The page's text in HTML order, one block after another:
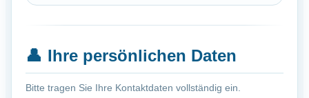
👤 Ihre persönlichen Daten
Bitte tragen Sie Ihre Kontaktdaten vollständig ein.